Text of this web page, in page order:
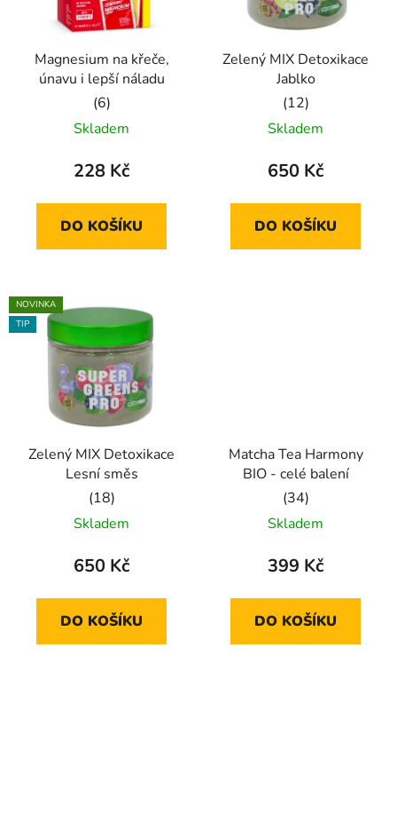
Magnesium na křeče,
únavu i lepší náladu
Průměrné
hodnocení
produktu
5,0
z
Skladem
228 Kč
DO KOŠÍKU
Zelený MIX Detoxikace
Jablko
Průměrné
hodnocení
produktu
5,0
z
Skladem
650 Kč
DO KOŠÍKU
NOVINKA
TIP
Zelený MIX Detoxikace
Lesní směs
Průměrné
hodnocení
produktu
5,0
z
Skladem
650 Kč
DO KOŠÍKU
Matcha Tea Harmony
BIO - celé balení
Průměrné
hodnocení
produktu
5,0
z
Skladem
399 Kč
DO KOŠÍKU